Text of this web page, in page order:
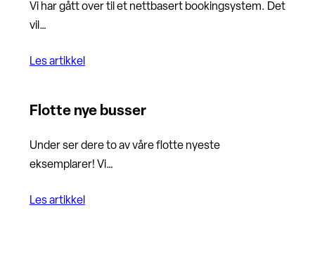
Vi har gått over til et nettbasert bookingsystem. Det
vil…
Les artikkel
Flotte nye busser
Under ser dere to av våre flotte nyeste
eksemplarer! Vi…
Les artikkel